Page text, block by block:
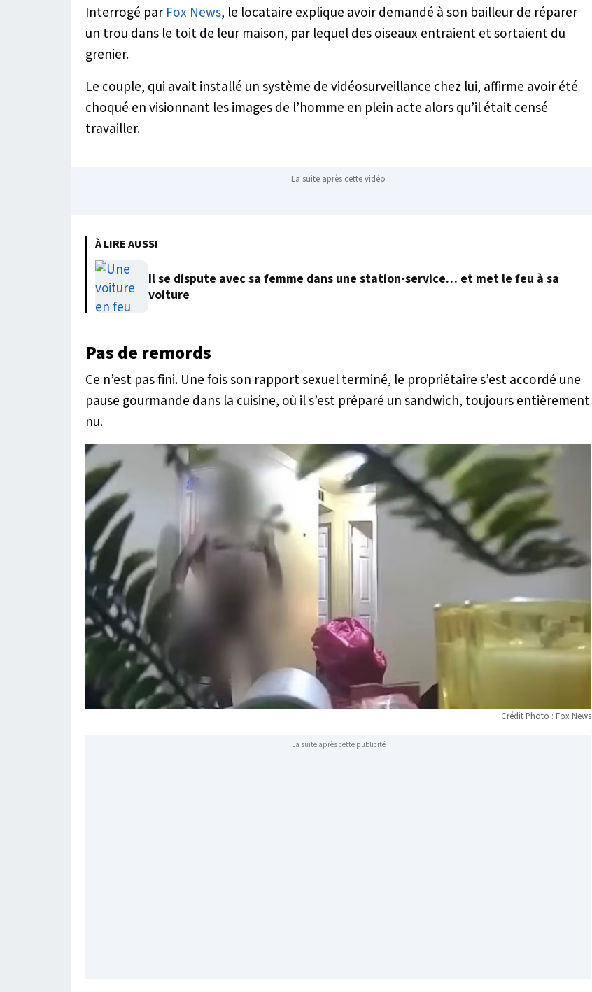
Interrogé par Fox News, le locataire explique avoir demandé à son bailleur de réparer
un trou dans le toit de leur maison, par lequel des oiseaux entraient et sortaient du
grenier.
Le couple, qui avait installé un système de vidéosurveillance chez lui, affirme avoir été
choqué en visionnant les images de l’homme en plein acte alors qu’il était censé
travailler.
La suite après cette vidéo
À LIRE AUSSI
Il se dispute avec sa femme dans une station-service… et met le feu à sa
voiture
Pas de remords
Ce n’est pas fini. Une fois son rapport sexuel terminé, le propriétaire s’est accordé une
pause gourmande dans la cuisine, où il s’est préparé un sandwich, toujours entièrement
nu.
Crédit Photo : Fox News
La suite après cette publicité